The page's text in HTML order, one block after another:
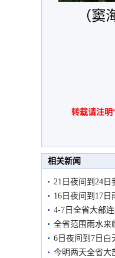
（窦
转载请注明
相关新闻
21日夜间到24
16日夜间到17
4-7日全省大部
全省范围雨水来
6日夜间到7日白
今明两天全省大